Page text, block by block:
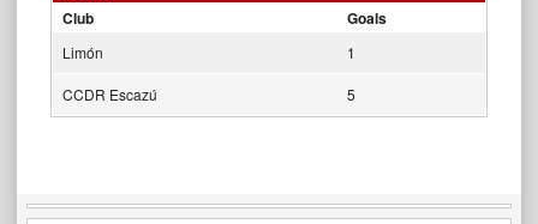
Club
Goals
Limón 1
CCDR Escazú 5